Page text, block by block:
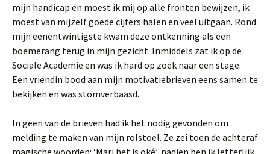
mijn handicap en moest ik mij op alle fronten bewijzen, ik
moest van mijzelf goede cijfers halen en veel uitgaan. Rond
mijn eenentwintigste kwam deze ontkenning als een
boemerang terug in mijn gezicht. Inmiddels zat ik op de
Sociale Academie en was ik hard op zoek naar een stage.
Een vriendin bood aan mijn motivatiebrieven eens samen te
bekijken en was stomverbaasd.
In geen van de brieven had ik het nodig gevonden om
melding te maken van mijn rolstoel. Ze zei toen de achteraf